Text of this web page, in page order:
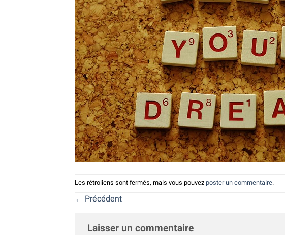
Les rétroliens sont fermés, mais vous pouvezposter un commentaire.
← Précédent
Laisser un commentaire